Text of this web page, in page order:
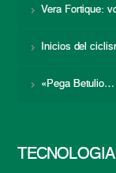
Vera Fortique:
Inicios del
«Pega
TECNOLOGÍA